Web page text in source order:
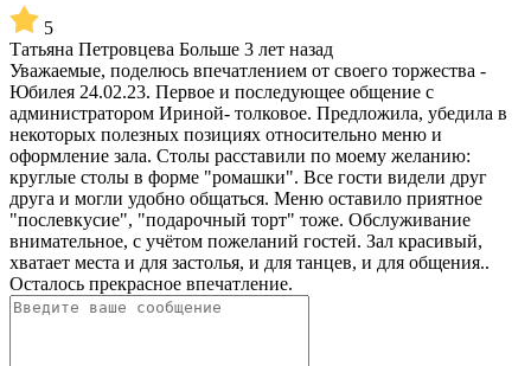
5
Татьяна Петровцева Больше 3 лет назад
Уважаемые, поделюсь впечатлением от своего торжества -
Юбилея 24.02.23. Первое и последующее общение с
администратором Ириной- толковое. Предложила, убедила в
некоторых полезных позициях относительно меню и
оформление зала. Столы расставили по моему желанию:
круглые столы в форме "ромашки". Все гости видели друг
друга и могли удобно общаться. Меню оставило приятное
"послевкусие", "подарочный торт" тоже. Обслуживание
внимательное, с учётом пожеланий гостей. Зал красивый,
хватает места и для застолья, и для танцев, и для общения..
Осталось прекрасное впечатление.